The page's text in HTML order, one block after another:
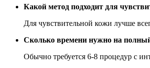
Какой метод подходит для
Для чувствительной кожи лучше
Сколько времени нужно на
Обычно требуется 6-8 процедур с